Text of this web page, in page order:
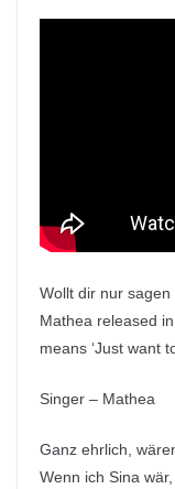
Wollt dir nur
Mathea released
means ‘Just want
Singer – Mathea
Ganz ehrlich,
Wenn ich Sina